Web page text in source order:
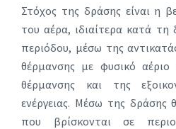
Στόχος της δράσης είναι η
του αέρα, ιδιαίτερα κατά τη
περιόδου, μέσω της
θέρμανσης με φυσικό αέριο
θέρμανσης και της
ενέργειας. Μέσω της δράσης
που βρίσκονται σε